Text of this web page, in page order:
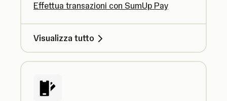
Effettua transazioni con SumUp Pay
Visualizza tutto